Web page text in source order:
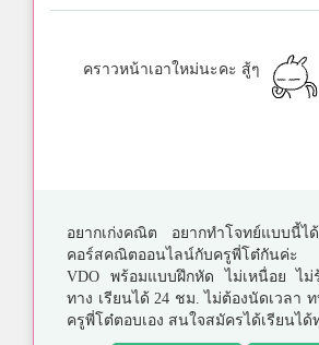
คราวหน้าเอาใหม่นะคะ สู้ๆ
อยากเก่งคณิต อยากทำโจทย์แบบนี้ไ
คอร์สคณิตออนไลน์กับครูพี่โต๋กันค่ะ
VDO พร้อมแบบฝึกหัด ไม่เหนื่อย ไม่
ทาง เรียนได้ 24 ชม. ไม่ต้องนัดเวลา
ครูพี่โต๋ตอบเอง สนใจสมัครได้เรียนได้